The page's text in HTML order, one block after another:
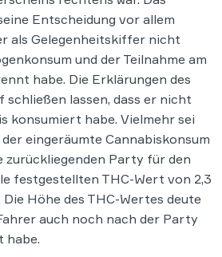
Entscheidung vor allem
als Gelegenheitskiffer nicht
und der Teilnahme am
habe. Die Erklärungen des
schließen lassen, dass er nicht
konsumiert habe. Vielmehr sei
eingeräumte Cannabiskonsum
zurückliegenden Party für den
festgestellten THC-Wert von 2,3
Höhe des THC-Wertes deute
auch noch nach der Party
habe.